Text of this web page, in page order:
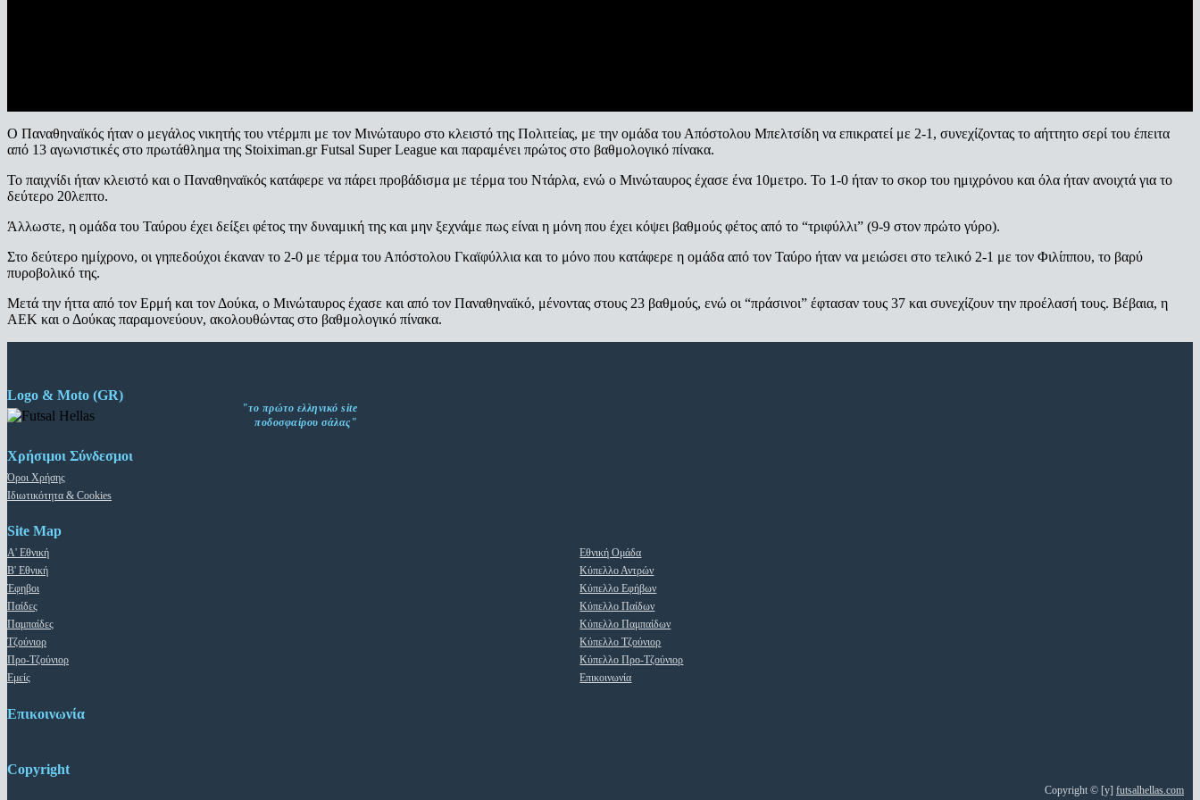
Ο Παναθηναϊκός ήταν ο μεγάλος νικητής του ντέρμπι με τον Μινώταυρο στο κλειστό της Πολιτείας, με την ομάδα του Απόστολου Μπελτσίδη να επικρατεί με 2-1, συνεχίζοντας το αήττητο σερί του έπειτα
από 13 αγωνιστικές στο πρωτάθλημα της Stoiximan.gr Futsal Super League και παραμένει πρώτος στο βαθμολογικό πίνακα.
Το παιχνίδι ήταν κλειστό και ο Παναθηναϊκός κατάφερε να πάρει προβάδισμα με τέρμα του Ντάρλα, ενώ ο Μινώταυρος έχασε ένα 10μετρο. Το 1-0 ήταν το σκορ του ημιχρόνου και όλα ήταν ανοιχτά για το
δεύτερο 20λεπτο.
Άλλωστε, η ομάδα του Ταύρου έχει δείξει φέτος την δυναμική της και μην ξεχνάμε πως είναι η μόνη που έχει κόψει βαθμούς φέτος από το “τριφύλλι” (9-9 στον πρώτο γύρο).
Στο δεύτερο ημίχρονο, οι γηπεδούχοι έκαναν το 2-0 με τέρμα του Απόστολου Γκαϊφύλλια και το μόνο που κατάφερε η ομάδα από τον Ταύρο ήταν να μειώσει στο τελικό 2-1 με τον Φιλίππου, το βαρύ
πυροβολικό της.
Μετά την ήττα από τον Ερμή και τον Δούκα, ο Μινώταυρος έχασε και από τον Παναθηναϊκό, μένοντας στους 23 βαθμούς, ενώ οι “πράσινοι” έφτασαν τους 37 και συνεχίζουν την προέλασή τους. Βέβαια, η
ΑΕΚ και ο Δούκας παραμονεύουν, ακολουθώντας στο βαθμολογικό πίνακα.
Logo & Moto (GR)
"το πρώτο ελληνικό site
ποδοσφαίρου σάλας"
Χρήσιμοι Σύνδεσμοι
Όροι Χρήσης
Ιδιωτικότητα & Cookies
Site Map
Α' Εθνική
Β' Εθνική
Έφηβοι
Παίδες
Παμπαίδες
Τζούνιορ
Προ-Τζούνιορ
Εμείς
Εθνική Ομάδα
Κύπελλο Αντρών
Κύπελλο Εφήβων
Κύπελλο Παίδων
Κύπελλο Παμπαίδων
Κύπελλο Τζούνιορ
Κύπελλο Προ-Τζούνιορ
Επικοινωνία
Επικοινωνία
Copyright
Copyright © [y] futsalhellas.com